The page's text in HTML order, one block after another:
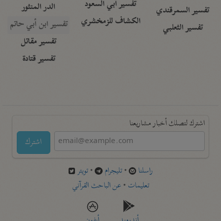
تفسير السمرقندي
تفسير الثعلبي
تفسير أبي السعود
الكشاف للزمخشري
الدر المنثور
تفسير ابن أبي حاتم
تفسير مقاتل
تفسير قتادة
اشترك لتصلك أخبار مشاريعنا
اشترك
راسلنا •تليجرام •تويتر
تعليمات •عن الباحث القرآني